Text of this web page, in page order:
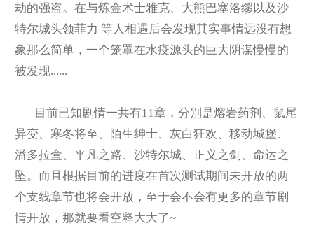
劫的强盗。在与炼金术士雅克、大熊巴塞洛缪以及沙
特尔城头领菲力 等人相遇后会发现其实事情远没有想
象那么简单，一个笼罩在水疫源头的巨大阴谋慢慢的
被发现......
目前已知剧情一共有11章，分别是熔岩药剂、鼠尾
异变、寒冬将至、陌生绅士、灰白狂欢、移动城堡、
潘多拉盒、平凡之路、沙特尔城、正义之剑、命运之
坠。而且根据目前的进度在首次测试期间未开放的两
个支线章节也将会开放，至于会不会有更多的章节剧
情开放，那就要看空释大大了~